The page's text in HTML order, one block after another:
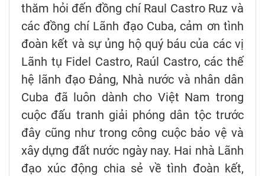
thăm hỏi đến đồng chí Raul Castro Ruz và
các đồng chí Lãnh đạo Cuba, cảm ơn tình
đoàn kết và sự ủng hộ quý báu của các vị
Lãnh tụ Fidel Castro, Raúl Castro, các thế
hệ lãnh đạo Đảng, Nhà nước và nhân dân
Cuba đã luôn dành cho Việt Nam trong
cuộc đấu tranh giải phóng dân tộc trước
đây cũng như trong công cuộc bảo vệ và
xây dựng đất nước ngày nay. Hai nhà Lãnh
đạo xúc động chia sẻ về tình đoàn kết,